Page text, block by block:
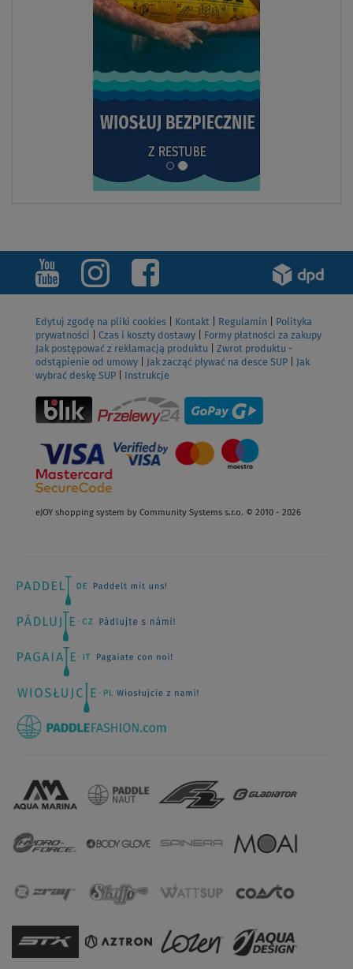
Edytuj zgodę na pliki cookies Kontakt Regulamin
Polityka
prywatności
Czas i koszty dostawy
Formy płatności za zakupy
Jak postępować z reklamacją produktu
Zwrot produktu -
odstąpienie od umowy
Jak zacząć pływać na desce SUP
Jak
wybrać deskę SUP
Instrukcje
eJOY shopping system by Community Systems s.r.o. © 2010 - 2026